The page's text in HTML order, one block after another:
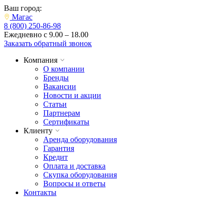
Ваш город:
Магас
8 (800) 250-86-98
Ежедневно с 9.00 – 18.00
Заказать обратный звонок
Компания
О компании
Бренды
Вакансии
Новости и акции
Статьи
Партнерам
Сертификаты
Клиенту
Аренда оборудования
Гарантия
Кредит
Оплата и доставка
Скупка оборудования
Вопросы и ответы
Контакты